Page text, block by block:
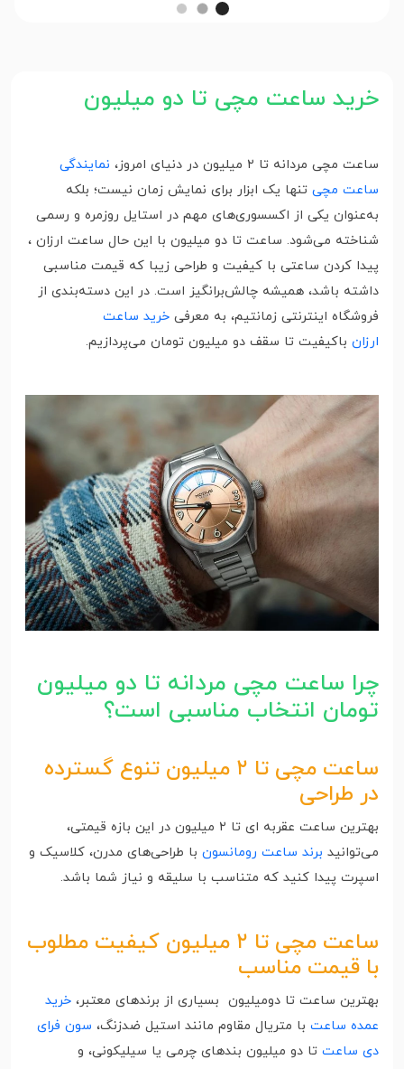
خرید ساعت مچی تا دو میلیون
ساعت مچی مردانه تا ۲ میلیون در دنیای امروز،
نمایندگی
ساعت مچی تنها یک ابزار برای نمایش زمان نیست؛ بلکه
به‌عنوان یکی از اکسسوری‌های مهم در استایل روزمره و رسمی
شناخته می‌شود. ساعت تا دو میلیون با این حال ساعت ارزان ،
پیدا کردن ساعتی با کیفیت و طراحی زیبا که قیمت مناسبی
داشته باشد، همیشه چالش‌برانگیز است. در این دسته‌بندی از
فروشگاه اینترنتی زمانتیم، به معرفی خرید ساعت
ارزان باکیفیت تا سقف دو میلیون تومان می‌پردازیم.
چرا ساعت مچی مردانه تا دو میلیون
تومان انتخاب مناسبی است؟
ساعت مچی تا ۲ میلیون تنوع گسترده
در طراحی
بهترین ساعت عقربه ای تا ۲ میلیون در این بازه قیمتی،
می‌توانید برند ساعت رومانسون با طراحی‌های مدرن، کلاسیک و
اسپرت پیدا کنید که متناسب با سلیقه و نیاز شما باشد.
ساعت مچی تا ۲ میلیون کیفیت مطلوب
با قیمت مناسب
بهترین ساعت تا دومیلیون بسیاری از برندهای معتبر، خرید
عمده ساعت با متریال مقاوم مانند استیل ضدزنگ، سون فرای
دی ساعت تا دو میلیون بندهای چرمی یا سیلیکونی، و